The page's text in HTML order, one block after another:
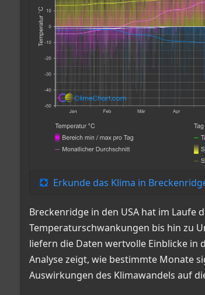
Erkunde das Klima in
Breckenridge in den USA hat im Laufe
Temperaturschwankungen bis hin zu
liefern die Daten wertvolle Einblicke in
Analyse zeigt, wie bestimmte Monate
Auswirkungen des Klimawandels auf